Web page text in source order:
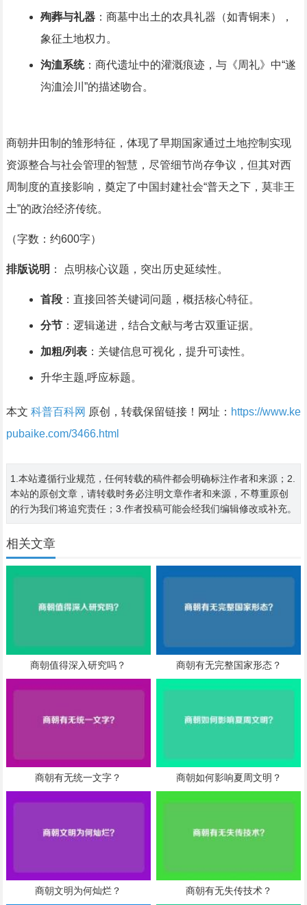
殉葬与礼器：商墓中出土的农具礼器（如青铜耒），
象征土地权力。
沟洫系统：商代遗址中的灌溉痕迹，与《周礼》中“遂
沟洫浍川”的描述吻合。
商朝井田制的雏形特征，体现了早期国家通过土地控制实现
资源整合与社会管理的智慧，尽管细节尚存争议，但其对西
周制度的直接影响，奠定了中国封建社会“普天之下，莫非王
土”的政治经济传统。
（字数：约600字）
排版说明 ： 点明核心议题，突出历史延续性。
首段：直接回答关键词问题，概括核心特征。
分节：逻辑递进，结合文献与考古双重证据。
加粗/列表：关键信息可视化，提升可读性。
升华主题,呼应标题。
本文 科普百科网 原创，转载保留链接！网址： https://www.ke
pubaike.com/3466.html
1.本站遵循行业规范，任何转载的稿件都会明确标注作者和来源；2.
本站的原创文章，请转载时务必注明文章作者和来源，不尊重原创
的行为我们将追究责任；3.作者投稿可能会经我们编辑修改或补充。
相关文章
商朝值得深入研究吗？ 商朝有无完整国家形态？
商朝有无统一文字？ 商朝如何影响夏周文明？
商朝文明为何灿烂？ 商朝有无失传技术？